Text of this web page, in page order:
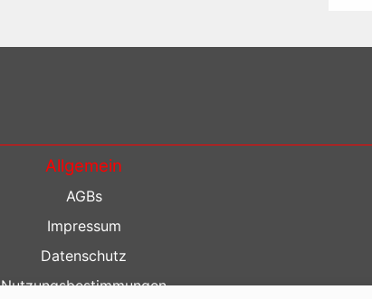
Allgemein
AGBs
Impressum
Datenschutz
Nutzungsbestimmungen